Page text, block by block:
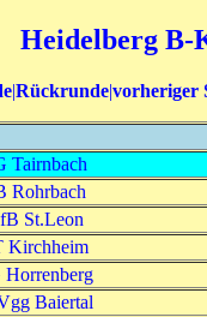
Heidelberg B-
|Rückrunde|vorheriger
Tairnbach
Rohrbach
St.Leon
Kirchheim
Horrenberg
Baiertal